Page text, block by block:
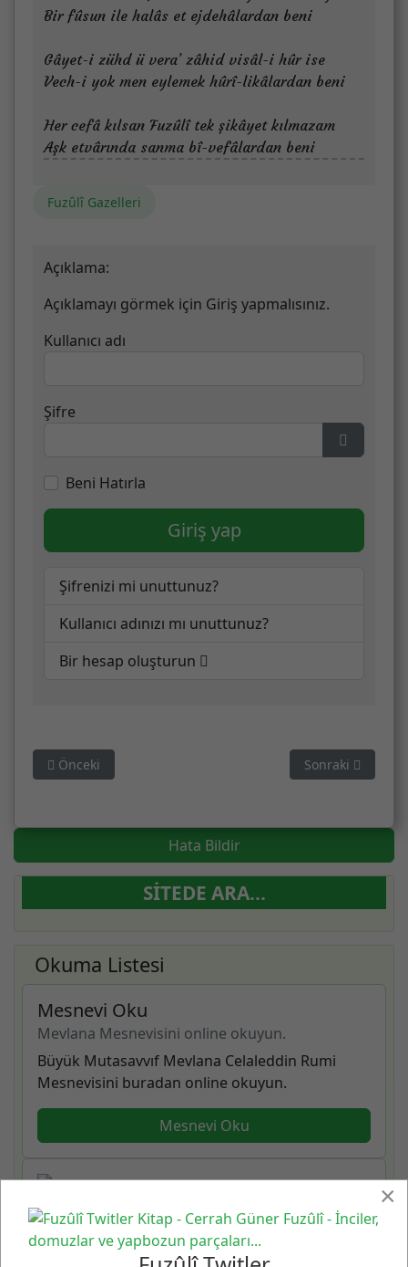
Bir fûsun ile halâs et ejdehâlardan beni
Gâyet-i zühd ü vera’ zâhid visâl-i hûr ise
Vech-i yok men eylemek hûrî-likâlardan beni
Her cefâ kılsan Fuzûlî tek şikâyet kılmazam
Aşk etvârında sanma bî-vefâlardan beni
Fuzûlî Gazelleri
Açıklama:
Açıklamayı görmek için Giriş yapmalısınız.
Kullanıcı adı
Şifre
Şifreyi
Beni Hatırla
Giriş yap
Şifrenizi mi unuttunuz?
Kullanıcı adınızı mı unuttunuz?
Bir hesap oluşturun
Önceki makale: Ey vücûd-i kâmilin esrâr-i hikmet masdarı
Önceki Sonraki
Sonraki
Hata Bildir
SITEDE ARA...
Okuma Listesi
Mesnevi Oku
Mevlana Mesnevisini online okuyun.
Büyük Mutasavvıf Mevlana Celaleddin Rumi
Mesnevisini buradan online okuyun.
Mesnevi Oku
Yazı, şiir, fikir, edebiyat, müzik…
Cerrah Güner Fuzûlî Blogu - Yazı, şiir, fikir, sanat,
×